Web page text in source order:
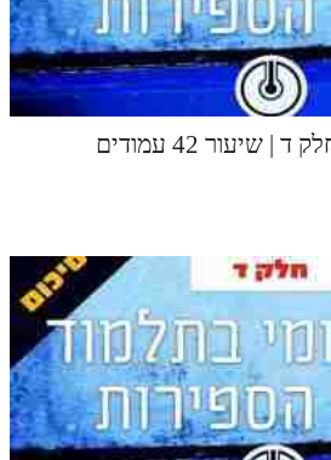
הדף היומי בתע"ס – חלק ד | שיעור 42 עמודים